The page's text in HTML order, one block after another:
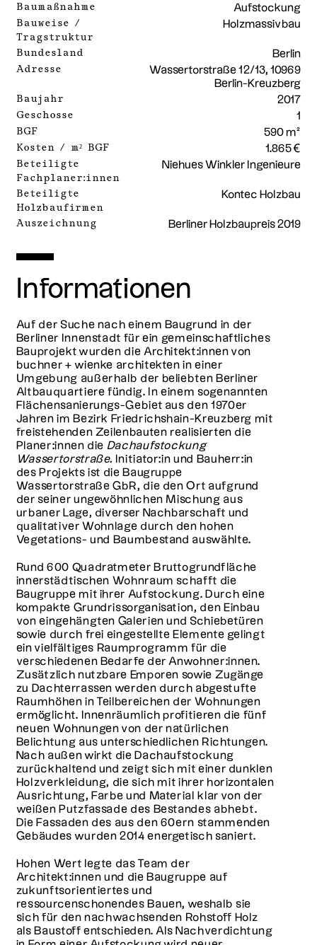
Baumaßnahme
Aufstockung
Bauweise /
Tragstruktur
Holzmassivbau
Bundesland
Berlin
Adresse
Wassertorstraße 12/13, 10969
Berlin-Kreuzberg
Baujahr
2017
Geschosse
1
BGF
590 m²
Kosten / m² BGF
1.865 €
Beteiligte
Fachplaner:innen
Niehues Winkler Ingenieure
Beteiligte
Holzbaufirmen
Kontec Holzbau
Auszeichnung Berliner Holzbaupreis 2019
Informationen
Auf der Suche nach einem Baugrund in der
Berliner Innenstadt für ein gemeinschaftliches
Bauprojekt wurden die Architekt:innen von
buchner + wienke architekten in einer
Umgebung außerhalb der beliebten Berliner
Altbauquartiere fündig. In einem sogenannten
Flächensanierungs-Gebiet aus den 1970er
Jahren im Bezirk Friedrichshain-Kreuzberg mit
freistehenden Zeilenbauten realisierten die
Planer:innen die Dachaufstockung
Wassertorstraße. Initiator:in und Bauherr:in
des Projekts ist die Baugruppe
Wassertorstraße GbR, die den Ort aufgrund
der seiner ungewöhnlichen Mischung aus
urbaner Lage, diverser Nachbarschaft und
qualitativer Wohnlage durch den hohen
Vegetations- und Baumbestand auswählte.
Rund 600 Quadratmeter Bruttogrundfläche
innerstädtischen Wohnraum schafft die
Baugruppe mit ihrer Aufstockung. Durch eine
kompakte Grundrissorganisation, den Einbau
von eingehängten Galerien und Schiebetüren
sowie durch frei eingestellte Elemente gelingt
ein vielfältiges Raumprogramm für die
verschiedenen Bedarfe der Anwohner:innen.
Zusätzlich nutzbare Emporen sowie Zugänge
zu Dachterrassen werden durch abgestufte
Raumhöhen in Teilbereichen der Wohnungen
ermöglicht. Innenräumlich profitieren die fünf
neuen Wohnungen von der natürlichen
Belichtung aus unterschiedlichen Richtungen.
Nach außen wirkt die Dachaufstockung
zurückhaltend und zeigt sich mit einer dunklen
Holzverkleidung, die sich mit ihrer horizontalen
Ausrichtung, Farbe und Material klar von der
weißen Putzfassade des Bestandes abhebt.
Die Fassaden des aus den 60ern stammenden
Gebäudes wurden 2014 energetisch saniert.
Hohen Wert legte das Team der
Architekt:innen und die Baugruppe auf
zukunftsorientiertes und
ressourcenschonendes Bauen, weshalb sie
sich für den nachwachsenden Rohstoff Holz
als Baustoff entschieden. Als Nachverdichtung